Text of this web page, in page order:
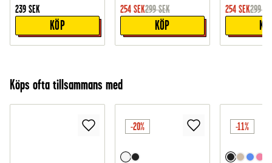
239 SEK
KÖP
254 SEK299 SEK
KÖP
254 SEK299
Köps ofta tillsammans med
-20% -11%